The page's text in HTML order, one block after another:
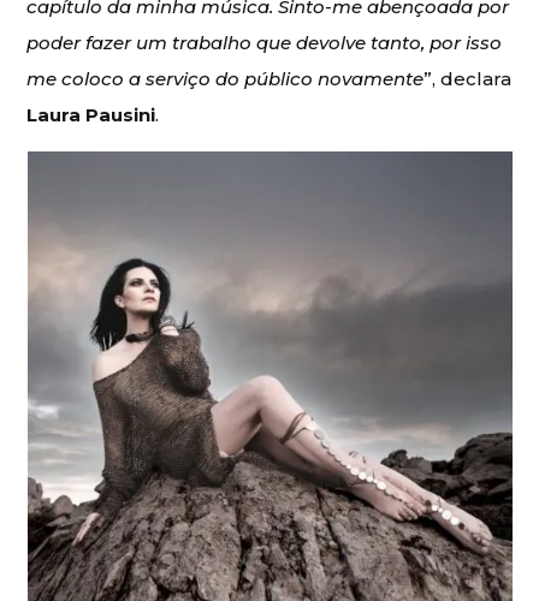
capítulo da minha música. Sinto-me abençoada por
poder fazer um trabalho que devolve tanto, por isso
me coloco a serviço do público novamente”, declara
Laura Pausini.